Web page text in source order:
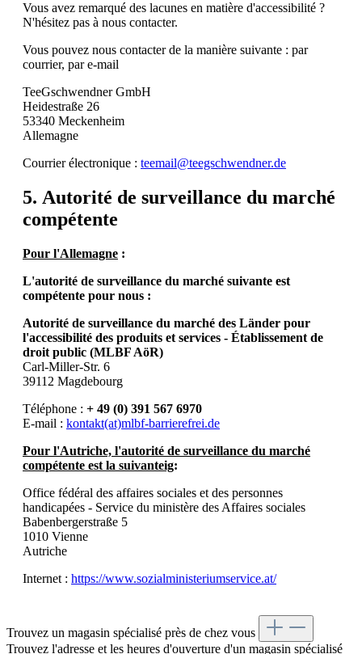
Vous avez remarqué des lacunes en matière d'accessibilité ?
N'hésitez pas à nous contacter.
Vous pouvez nous contacter de la manière suivante : par
courrier, par e-mail
TeeGschwendner GmbH
Heidestraße 26
53340 Meckenheim
Allemagne
Courrier électronique : teemail@teegschwendner.de
5. Autorité de surveillance du marché
compétente
Pour l'Allemagne :
L'autorité de surveillance du marché suivante est
compétente pour nous :
Autorité de surveillance du marché des Länder pour
l'accessibilité des produits et services - Établissement de
droit public (MLBF AöR)
Carl-Miller-Str. 6
39112 Magdebourg
Téléphone : + 49 (0) 391 567 6970
E-mail : kontakt(at)mlbf-barrierefrei.de
Pour l'Autriche, l'autorité de surveillance du marché
compétente est la suivanteig:
Office fédéral des affaires sociales et des personnes
handicapées - Service du ministère des Affaires sociales
Babenbergerstraße 5
1010 Vienne
Autriche
Internet : https://www.sozialministeriumservice.at/
Trouvez un magasin spécialisé près de chez vous
Trouvez l'adresse et les heures d'ouverture d'un magasin spécialisé